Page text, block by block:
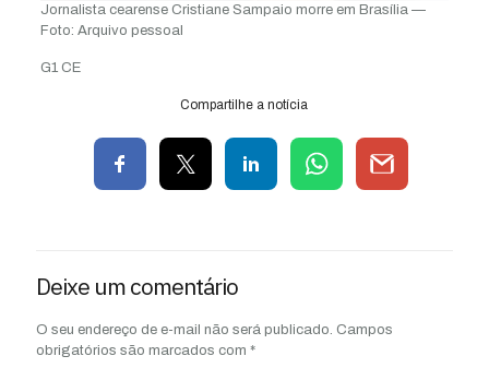
Jornalista cearense Cristiane Sampaio morre em Brasília —
Foto: Arquivo pessoal
G1 CE
Compartilhe a notícia
Deixe um comentário
O seu endereço de e-mail não será publicado. Campos
obrigatórios são marcados com *